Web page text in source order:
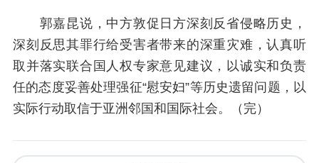
郭嘉昆说，中方敦促日方深刻反省侵略历史，
深刻反思其罪行给受害者带来的深重灾难，认真听
取并落实联合国人权专家意见建议，以诚实和负责
任的态度妥善处理强征“慰安妇”等历史遗留问题，以
实际行动取信于亚洲邻国和国际社会。（完）